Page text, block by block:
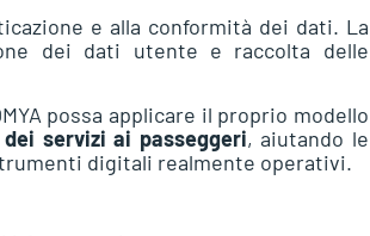
e alla conformità dei dati. La
dei dati utente e raccolta delle
possa applicare il proprio modello
servizi ai passeggeri, aiutando le
digitali realmente operativi.